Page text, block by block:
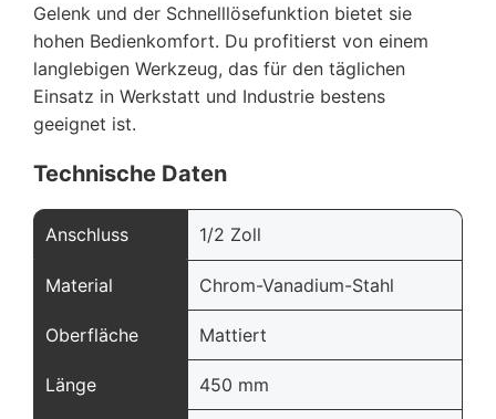
Gelenk und der Schnelllösefunktion bietet sie
hohen Bedienkomfort. Du profitierst von einem
langlebigen Werkzeug, das für den täglichen
Einsatz in Werkstatt und Industrie bestens
geeignet ist.
Technische Daten
Anschluss 1/2 Zoll
Material Chrom-Vanadium-Stahl
Oberfläche Mattiert
Länge 450 mm